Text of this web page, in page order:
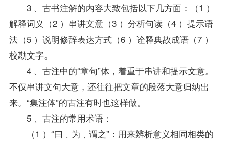
3 、古书注解的内容大致包括以下几方面：（1 ）
解释词义（2 ）串讲文意（3 ）分析句读（4 ）提示语
法（5 ）说明修辞表达方式（6 ）诠释典故成语（7 ）
校勘文字。
4 、古注中的“章句”体，着重于串讲和提示文意。
不仅串讲文句大意，还往往把文章的段落大意归纳出
来。“集注体”的古注有时也这样做。
5 、古注的常用术语：
（1 ）“曰﹑为﹑谓之”：用来辨析意义相同相类的